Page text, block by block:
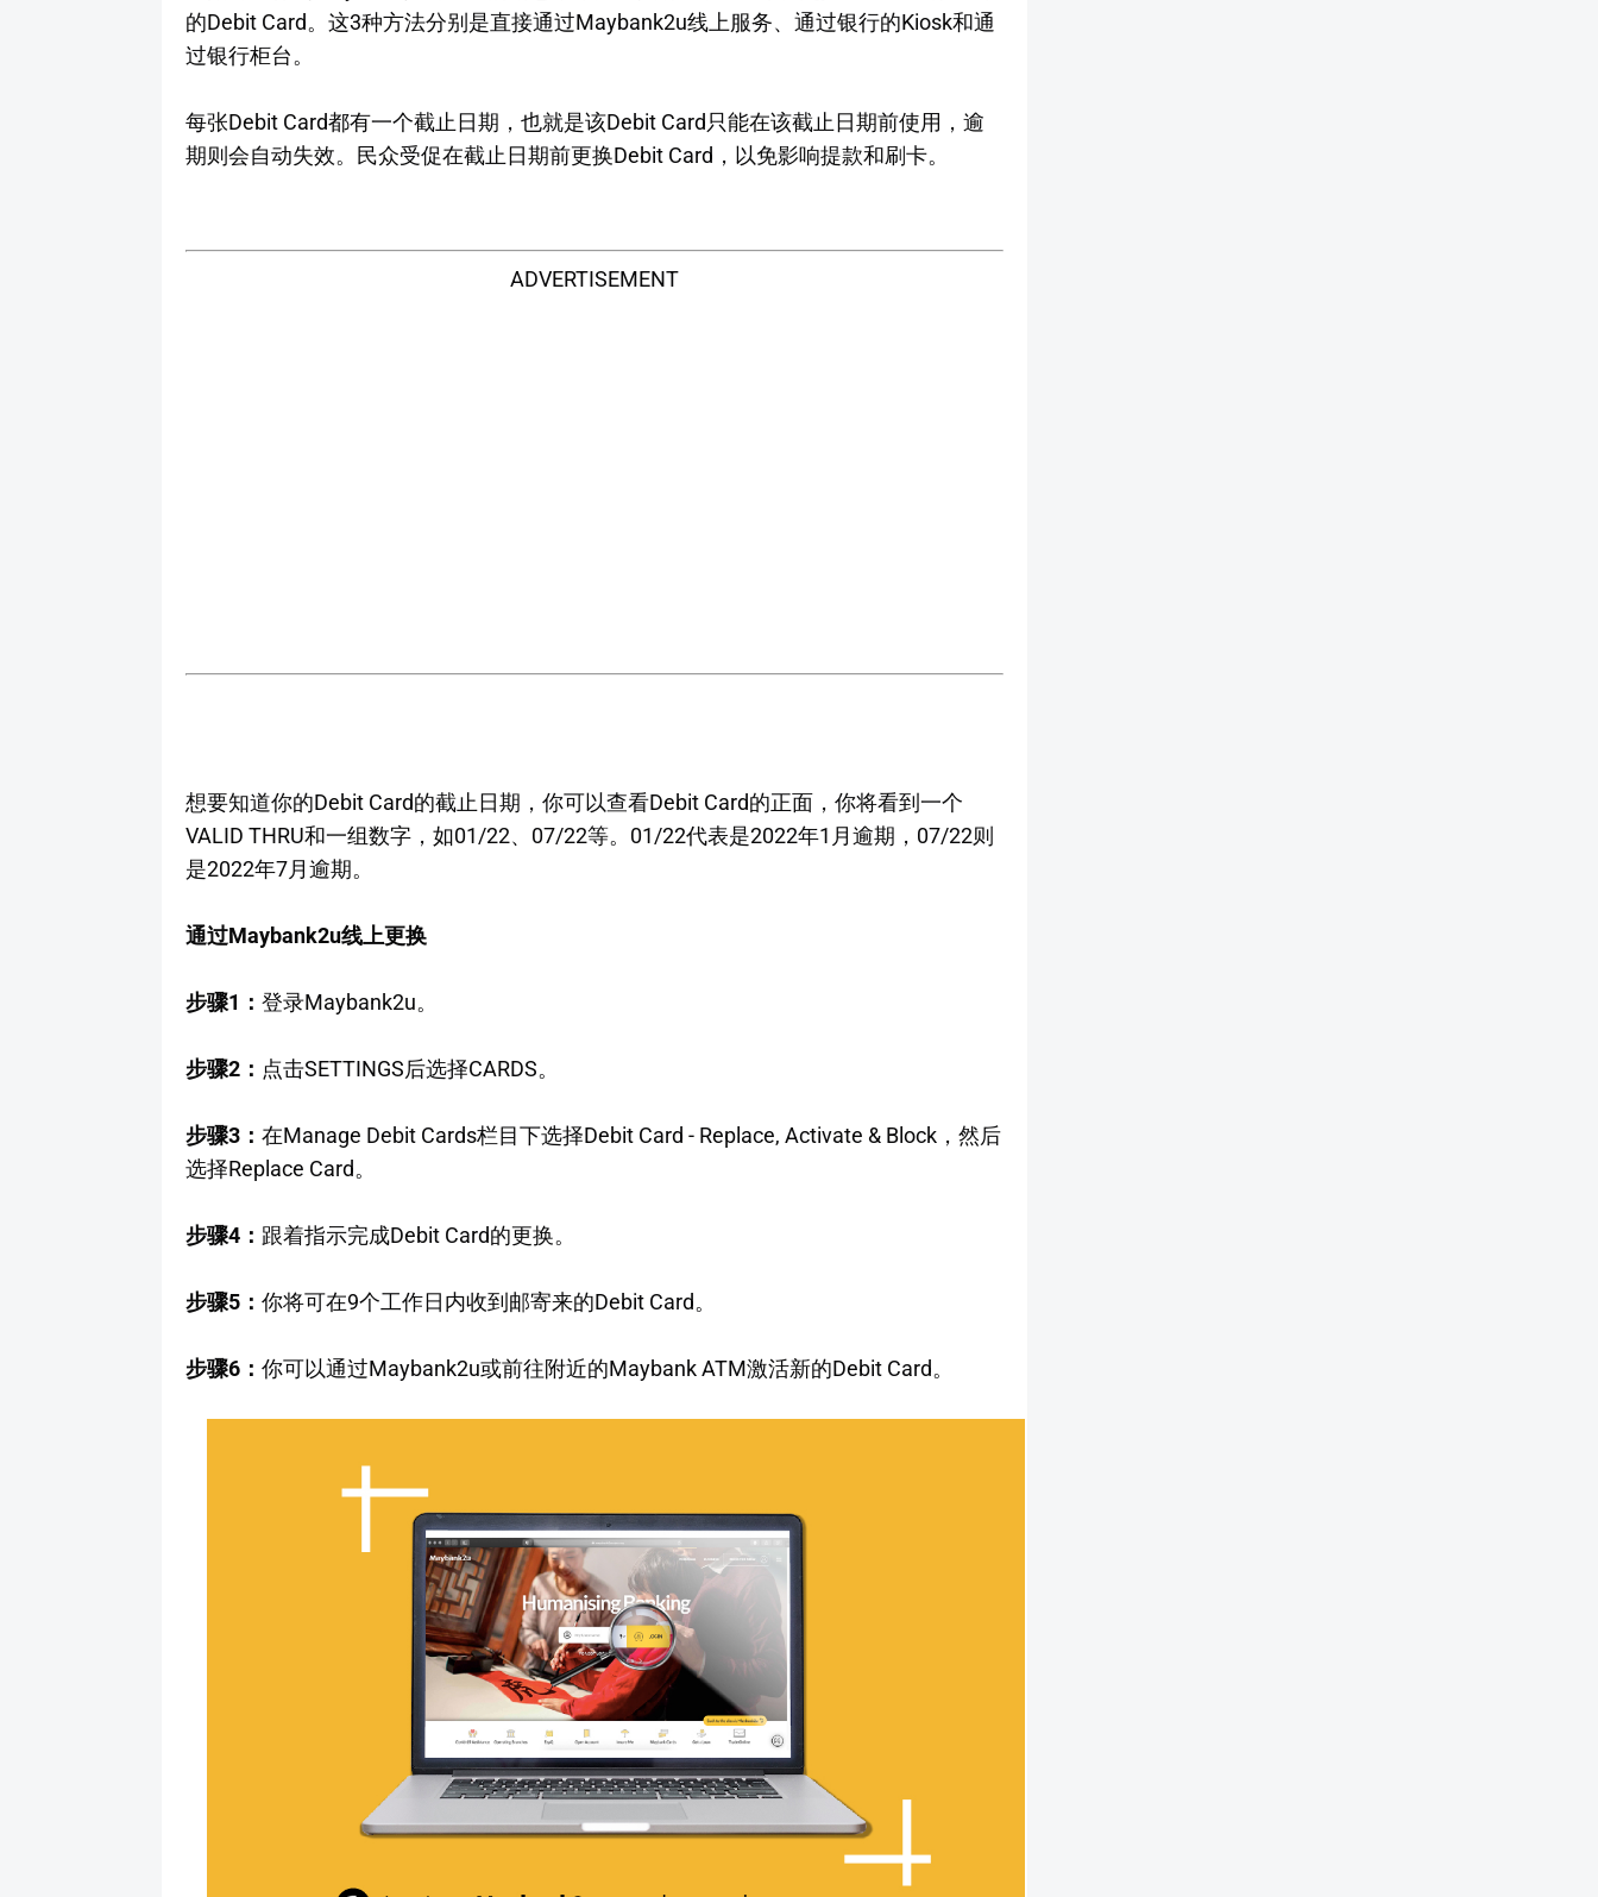
的Debit Card。这3种方法分别是直接通过Maybank2u线上服务、通过银行的Kiosk和通
过银行柜台。
每张Debit Card都有一个截止日期，也就是该Debit Card只能在该截止日期前使用，逾
期则会自动失效。民众受促在截止日期前更换Debit Card，以免影响提款和刷卡。
ADVERTISEMENT
想要知道你的Debit Card的截止日期，你可以查看Debit Card的正面，你将看到一个
VALID THRU和一组数字，如01/22、07/22等。01/22代表是2022年1月逾期，07/22则
是2022年7月逾期。
通过Maybank2u线上更换
步骤1： 登录Maybank2u。
步骤2： 点击SETTINGS后选择CARDS。
步骤3： 在Manage Debit Cards栏目下选择Debit Card - Replace, Activate & Block，然后
选择Replace Card。
步骤4： 跟着指示完成Debit Card的更换。
步骤5： 你将可在9个工作日内收到邮寄来的Debit Card。
步骤6： 你可以通过Maybank2u或前往附近的Maybank ATM激活新的Debit Card。